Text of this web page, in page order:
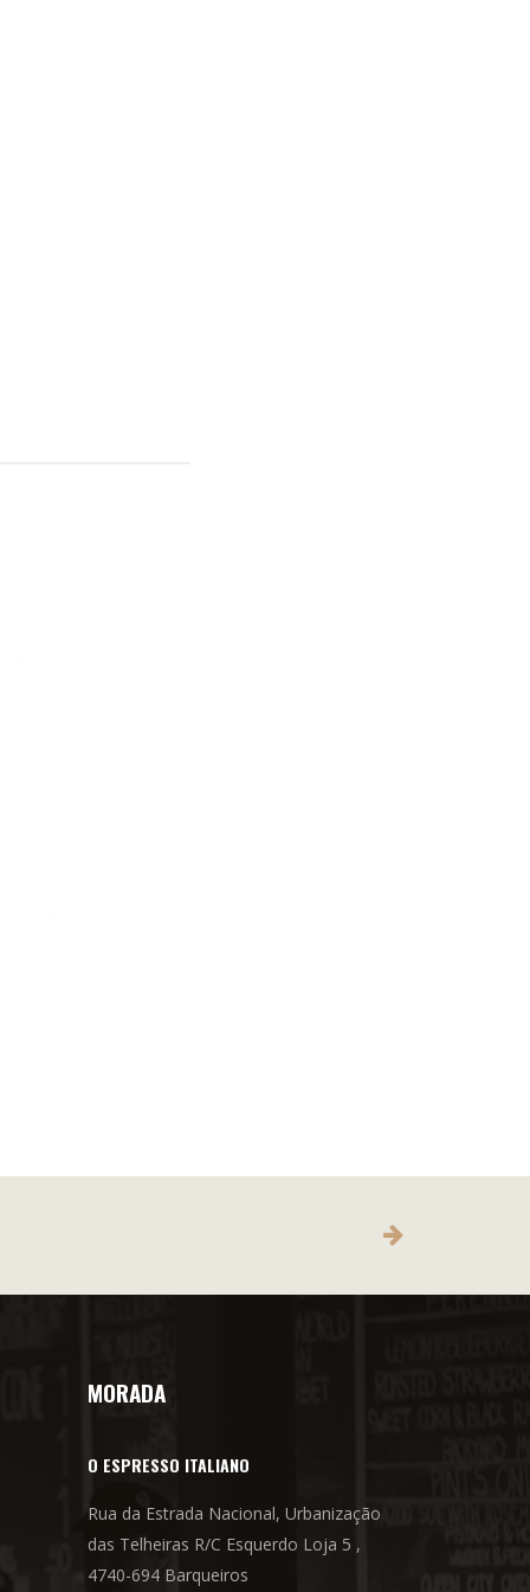
MORADA
O ESPRESSO ITALIANO
Rua da Estrada Nacional, Urbanização
das Telheiras R/C Esquerdo Loja 5 ,
4740-694 Barqueiros